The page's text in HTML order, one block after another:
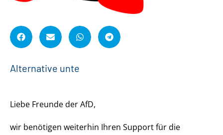
Alternative unte
Liebe Freunde der AfD,
wir benötigen weiterhin Ihren Support für die